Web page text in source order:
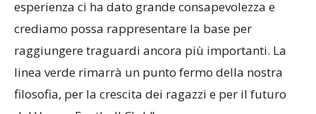
contro avversari più maturi e strutturati. Questa
esperienza ci ha dato grande consapevolezza e
crediamo possa rappresentare la base per
raggiungere traguardi ancora più importanti. La
linea verde rimarrà un punto fermo della nostra